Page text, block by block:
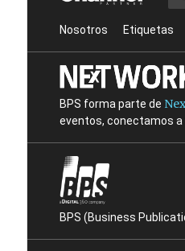
Nosotros Etiquetas
BPS forma parte de
eventos, conectamos a
BPS (Business